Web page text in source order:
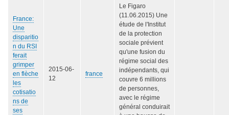
France:
Une
disparitio
n du RSI
ferait
grimper
en flèche
les
cotisatio
ns de
ses
2015-06-
12
france
Le Figaro
(11.06.2015) Une
étude de l'Institut
de la protection
sociale prévient
qu'une fusion du
régime social des
indépendants, qui
couvre 6 millions
de personnes,
avec le régime
général conduirait